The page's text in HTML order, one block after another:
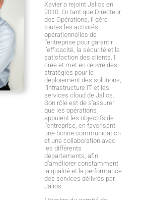
Xavier a rejoint Jalios en
2010. En tant que Directeur
des Opérations, il gère
toutes les activités
opérationnelles de
l’entreprise pour garantir
l’efficacité, la sécurité et la
satisfaction des clients. Il
crée et met en œuvre des
stratégies pour le
déploiement des solutions,
l’infrastructure IT et les
services cloud de Jalios.
Son rôle est de s’assurer
que les opérations
appuient les objectifs de
l’entreprise, en favorisant
une bonne communication
et une collaboration avec
les différents
départements, afin
d’améliorer constamment
la qualité et la performance
des services délivrés par
Jalios.